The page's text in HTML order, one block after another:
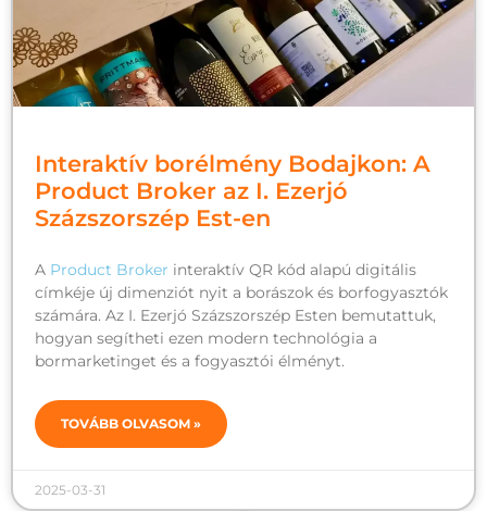
Interaktív borélmény Bodajkon: A
Product Broker az I. Ezerjó
Százszorszép Est-en
A Product Broker interaktív QR kód alapú digitális
címkéje új dimenziót nyit a borászok és borfogyasztók
számára. Az I. Ezerjó Százszorszép Esten bemutattuk,
hogyan segítheti ezen modern technológia a
bormarketinget és a fogyasztói élményt.
TOVÁBB OLVASOM »
2025-03-31